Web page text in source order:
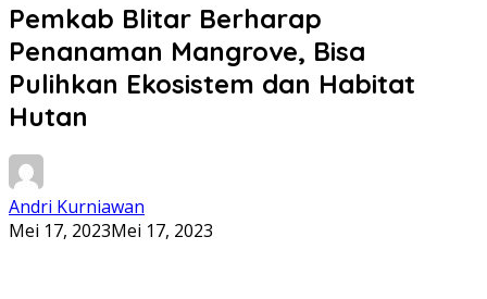
Pemkab Blitar Berharap
Penanaman Mangrove, Bisa
Pulihkan Ekosistem dan Habitat
Hutan
Andri Kurniawan
Mei 17, 2023Mei 17, 2023